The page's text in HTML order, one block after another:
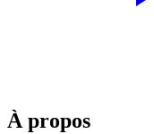
À propos